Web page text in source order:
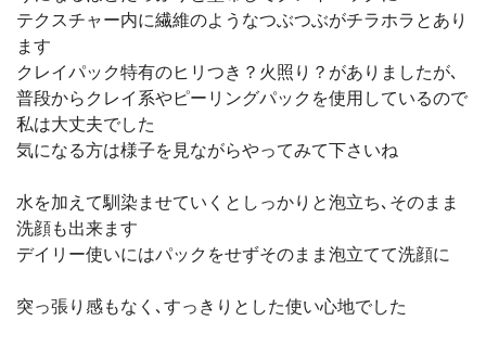
テクスチャー内に繊維のようなつぶつぶがチラホラとあり
ます
クレイパック特有のヒリつき？火照り？がありましたが､
普段からクレイ系やピーリングパックを使用しているので
私は大丈夫でした
気になる方は様子を見ながらやってみて下さいね
水を加えて馴染ませていくとしっかりと泡立ち､そのまま
洗顔も出来ます
‪デイリー使いにはパックをせずそのまま泡立てて洗顔に
突っ張り感もなく､すっきりとした使い心地でした